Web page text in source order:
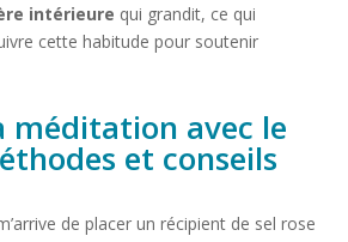
intérieure qui grandit, ce qui
cette habitude pour soutenir
méditation avec le
et conseils
de placer un récipient de sel rose